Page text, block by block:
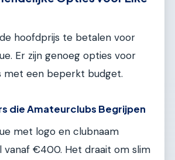
hoofdprijs te betalen voor
Er zijn genoeg opties voor
met een beperkt budget.
die Amateurclubs Begrijpen
met logo en clubnaam
vanaf €400. Het draait om slim